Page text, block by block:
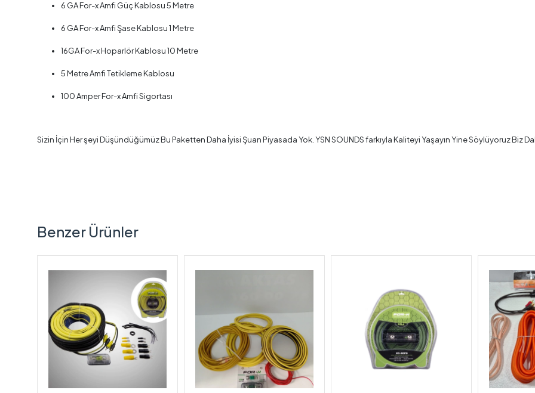
6 GA For-x Amfi Güç Kablosu 5 Metre
6 GA For-x Amfi Şase Kablosu 1 Metre
16GA For-x Hoparlör Kablosu 10 Metre
5 Metre Amfi Tetikleme Kablosu
100 Amper For-x Amfi Sigortası
Sizin İçin Her şeyi Düşündüğümüz Bu Paketten Daha İyisi Şuan Piyasada Yok. YSN SOUNDS farkıyla Kaliteyi Yaşayın Yine Söylüyoruz Biz
Benzer Ürünler